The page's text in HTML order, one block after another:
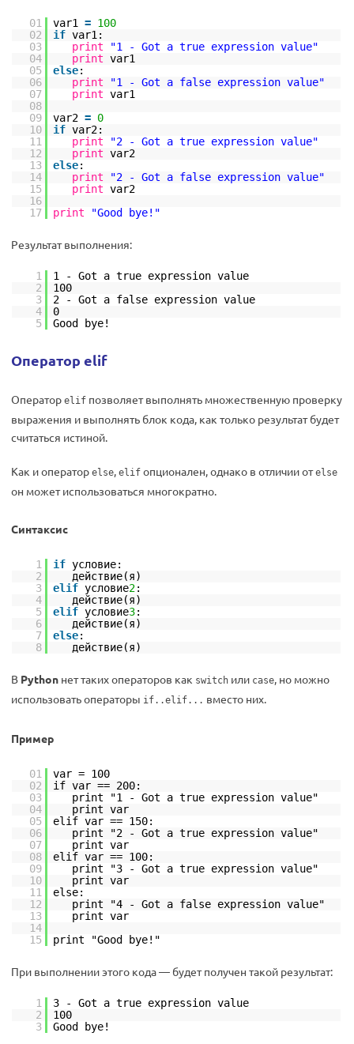
01 var1 = 100
02
if var1:
03
print
"1 - Got a true expression value"
04
print var1
05
else:
06
print
"1 - Got a false expression value"
07
print var1
08
09
var2 = 0
10
if var2:
11
print
"2 - Got a true expression value"
12
print var2
13
else:
14
print
"2 - Got a false expression value"
15
print var2
16
17
print "Good bye!"
Результат выполнения:
1
1 - Got a true expression value
2
100
3
2 - Got a false expression value
4
0
5
Good bye!
Оператор elif
Оператор elif позволяет выполнять множественную проверку
выражения и выполнять блок кода, как только результат будет
считаться истиной.
Как и оператор else, elif опционален, однако в отличии отelse
он может использоваться многократно.
Синтаксис
1 if условие:
2
действие(я)
3
elif условие2:
4
действие(я)
5
elif условие3:
6
действие(я)
7
else:
8
действие(я)
В Python нет таких операторов как switch или case, но можно
использовать операторы if..elif... вместо них.
Пример
01
var = 100
02
if var == 200:
03
print "1 - Got a true expression value"
04
print var
05
elif var == 150:
06
print "2 - Got a true expression value"
07
print var
08
elif var == 100:
09
print "3 - Got a true expression value"
10
print var
11
else:
12
print "4 - Got a false expression value"
13
print var
14
15
print "Good bye!"
При выполнении этого кода — будет получен такой результат:
1
3 - Got a true expression value
2
100
3
Good bye!